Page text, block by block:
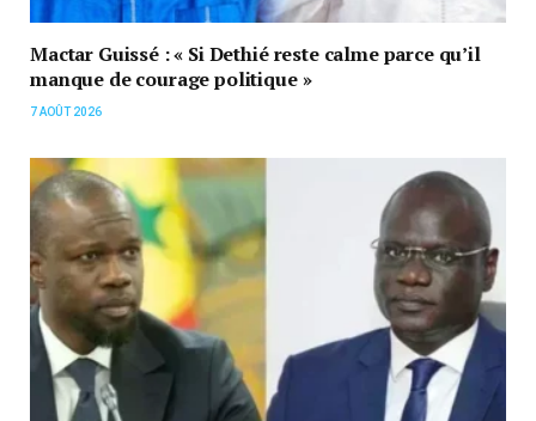
Mactar Guissé : « Si Dethié reste calme parce qu’il
manque de courage politique »
7 AOÛT 2026